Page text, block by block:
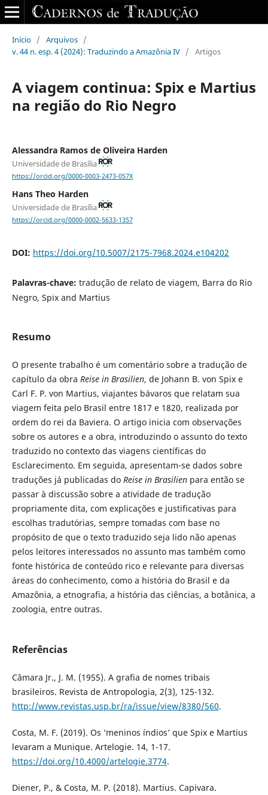
Início / Arquivos /
v. 44 n. esp. 4 (2024): Traduzindo a Amazônia IV / Artigos
A viagem continua: Spix e Martius
na região do Rio Negro
Alessandra Ramos de Oliveira Harden
Universidade de Brasília
https://orcid.org/0000-0003-2473-057X
Hans Theo Harden
Universidade de Brasília
https://orcid.org/0000-0002-5633-1357
DOI: https://doi.org/10.5007/2175-7968.2024.e104202
Palavras-chave: tradução de relato de viagem, Barra do Rio
Negro, Spix and Martius
Resumo
O presente trabalho é um comentário sobre a tradução de
capítulo da obra Reise in Brasilien, de Johann B. von Spix e
Carl F. P. von Martius, viajantes bávaros que relatam sua
viagem feita pelo Brasil entre 1817 e 1820, realizada por
ordem do rei da Baviera. O artigo inicia com observações
sobre os autores e a obra, introduzindo o assunto do texto
traduzido no contexto das viagens científicas do
Esclarecimento. Em seguida, apresentam-se dados sobre
traduções já publicadas do Reise in Brasilienpara então se
passar à discussão sobre a atividade de tradução
propriamente dita, com explicações e justificativas para
escolhas tradutórias, sempre tomadas com base no
propósito de que o texto traduzido seja lido não apenas
pelos leitores interessados no assunto mas também como
fonte histórica de conteúdo rico e relevante para diversas
áreas do conhecimento, como a história do Brasil e da
Amazônia, a etnografia, a história das ciências, a botânica, a
zoologia, entre outras.
Referências
Câmara Jr., J. M. (1955). A grafia de nomes tribais
brasileiros. Revista de Antropologia, 2(3), 125-132.
http://www.revistas.usp.br/ra/issue/view/8380/560.
Costa, M. F. (2019). Os ‘meninos índios’ que Spix e Martius
levaram a Munique. Artelogie. 14, 1-17.
https://doi.org/10.4000/artelogie.3774.
Diener, P., & Costa, M. P. (2018). Martius. Capivara.